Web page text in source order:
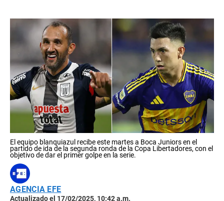
El equipo blanquiazul recibe este martes a Boca Juniors en el
partido de ida de la segunda ronda de la Copa Libertadores, con el
objetivo de dar el primer golpe en la serie.
AGENCIA EFE
Actualizado el 17/02/2025, 10:42 a.m.